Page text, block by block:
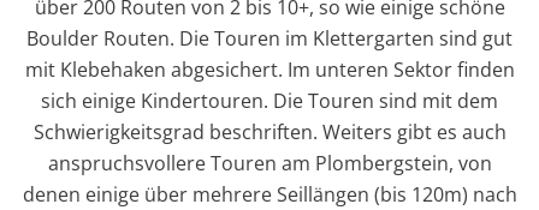
über 200 Routen von 2 bis 10+, so wie einige schöne
Boulder Routen. Die Touren im Klettergarten sind gut
mit Klebehaken abgesichert. Im unteren Sektor finden
sich einige Kindertouren. Die Touren sind mit dem
Schwierigkeitsgrad beschriften. Weiters gibt es auch
anspruchsvollere Touren am Plombergstein, von
denen einige über mehrere Seillängen (bis 120m) nach